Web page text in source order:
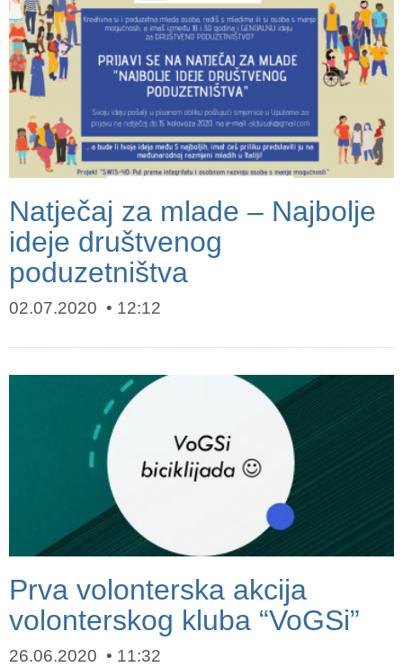
Natječaj za mlade – Najbolje
ideje društvenog
poduzetništva
02.07.2020 12:12
Prva volonterska akcija
volonterskog kluba “VoGSi”
26.06.2020 11:32